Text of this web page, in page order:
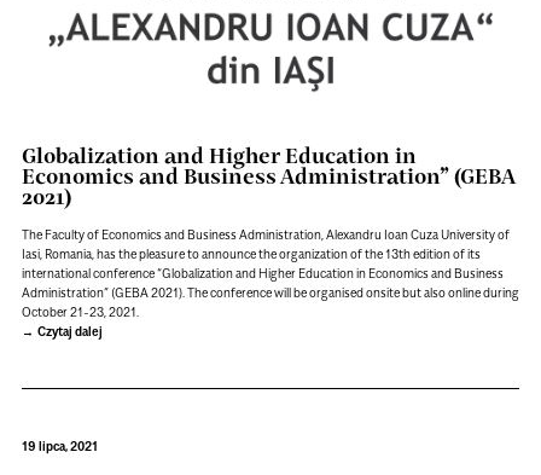
Globalization and Higher Education in
Economics and Business Administration” (GEBA
2021)
The Faculty of Economics and Business Administration, Alexandru Ioan Cuza University of
Iasi, Romania, has the pleasure to announce the organization of the 13th edition of its
international conference “Globalization and Higher Education in Economics and Business
Administration” (GEBA 2021). The conference will be organised onsite but also online during
October 21-23, 2021.
Czytaj dalej
19 lipca, 2021